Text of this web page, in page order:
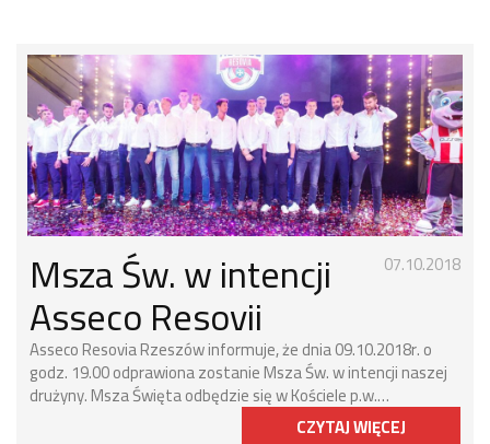
07.10.2018
Msza Św. w intencji
Asseco Resovii
Asseco Resovia Rzeszów informuje, że dnia 09.10.2018r. o
godz. 19.00 odprawiona zostanie Msza Św. w intencji naszej
drużyny. Msza Święta odbędzie się w Kościele p.w.…
CZYTAJ WIĘCEJ